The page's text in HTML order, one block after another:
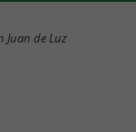
Masquer la carte
Juan de Luz